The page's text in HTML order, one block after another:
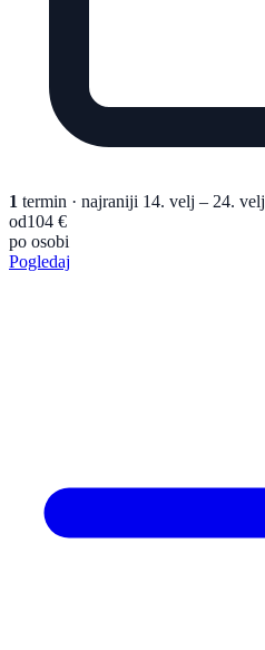
1 termin · najraniji 14. velj – 24. velj
od104 €
po osobi
Pogledaj